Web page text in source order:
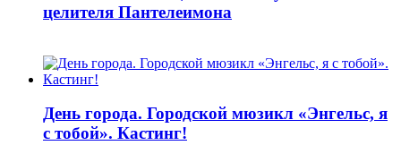
целителя Пантелеимона
День города. Городской мюзикл «Энгельс, я
с тобой». Кастинг!